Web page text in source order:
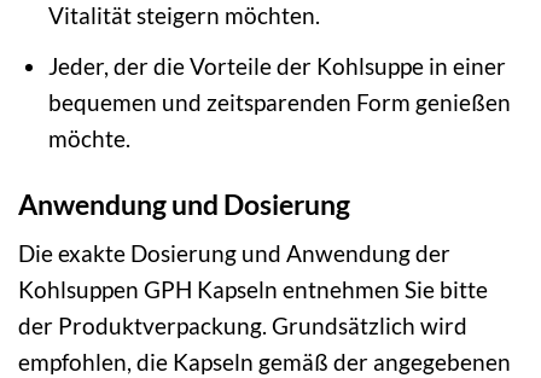
Vitalität steigern möchten.
Jeder, der die Vorteile der Kohlsuppe in einer
bequemen und zeitsparenden Form genießen
möchte.
Anwendung und Dosierung
Die exakte Dosierung und Anwendung der
Kohlsuppen GPH Kapseln entnehmen Sie bitte
der Produktverpackung. Grundsätzlich wird
empfohlen, die Kapseln gemäß der angegebenen